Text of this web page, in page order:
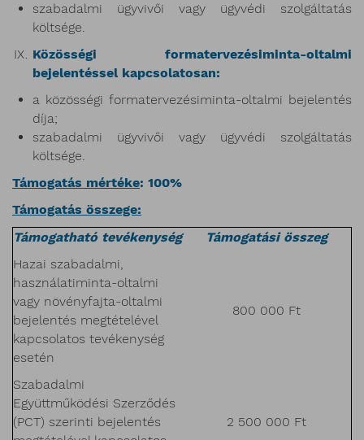
szabadalmi ügyvivői vagy ügyvédi szolgáltatás
költsége.
Közösségi formatervezésiminta-oltalmi
bejelentéssel kapcsolatosan:
a közösségi formatervezésiminta-oltalmi bejelentés
díja;
szabadalmi ügyvivői vagy ügyvédi szolgáltatás
költsége.
Támogatás mértéke: 100%
Támogatás összege:
Támogatható tevékenység
Támogatási összeg
Hazai szabadalmi,
használatiminta-oltalmi
vagy növényfajta-oltalmi
bejelentés megtételével
kapcsolatos tevékenység
esetén
800 000 Ft
Szabadalmi
Együttműködési Szerződés
(PCT) szerinti bejelentés
2 500 000 Ft